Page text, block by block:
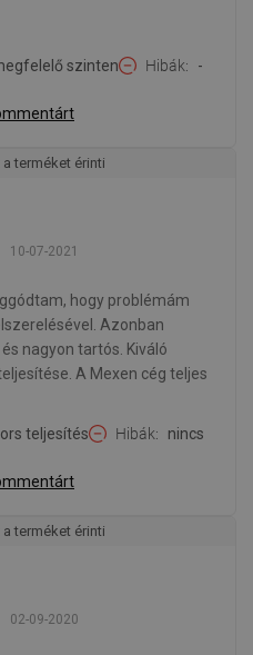
szinten Hibák -
terméket érinti
10-07-2021
hogy problémám
Azonban
nagyon tartós. Kiváló
A Mexen cég teljes
teljesítés Hibák nincs
terméket érinti
02-09-2020